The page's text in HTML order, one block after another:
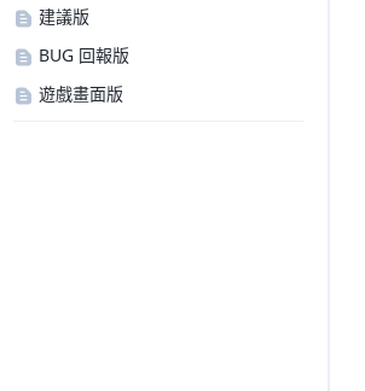
建議版
BUG 回報版
遊戲畫面版